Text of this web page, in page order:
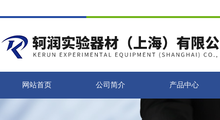
网站首页 公司简介 产品中心